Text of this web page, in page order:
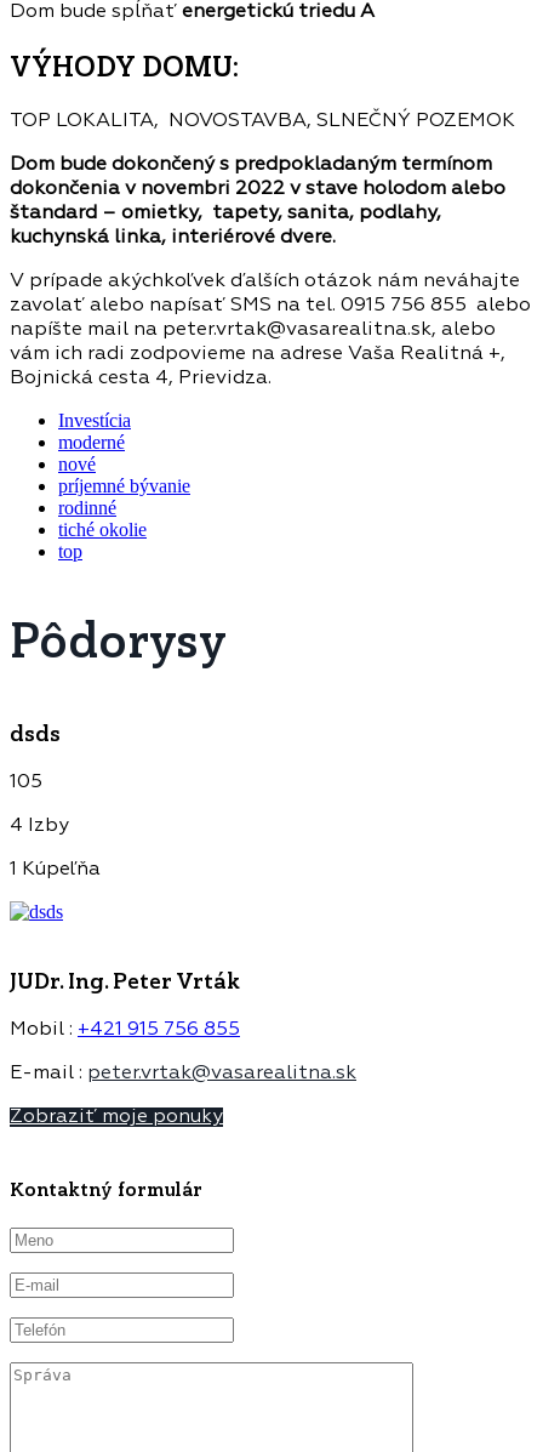
Dom bude spĺňať energetickú triedu A
VÝHODY DOMU:
TOP LOKALITA, NOVOSTAVBA, SLNEČNÝ POZEMOK
Dom bude dokončený s predpokladaným termínom
dokončenia v novembri 2022 v stave holodom alebo
štandard – omietky, tapety, sanita, podlahy,
kuchynská linka, interiérové dvere.
V prípade akýchkoľvek ďalších otázok nám neváhajte
zavolať alebo napísať SMS na tel. 0915 756 855 alebo
napíšte mail na peter.vrtak@vasarealitna.sk, alebo
vám ich radi zodpovieme na adrese Vaša Realitná +,
Bojnická cesta 4, Prievidza.
Investícia
moderné
nové
príjemné bývanie
rodinné
tiché okolie
top
Pôdorysy
dsds
105
4 Izby
1 Kúpeľňa
JUDr. Ing. Peter Vrták
Mobil : +421 915 756 855
E-mail : peter.vrtak@vasarealitna.sk
Zobraziť moje ponuky
Kontaktný formulár